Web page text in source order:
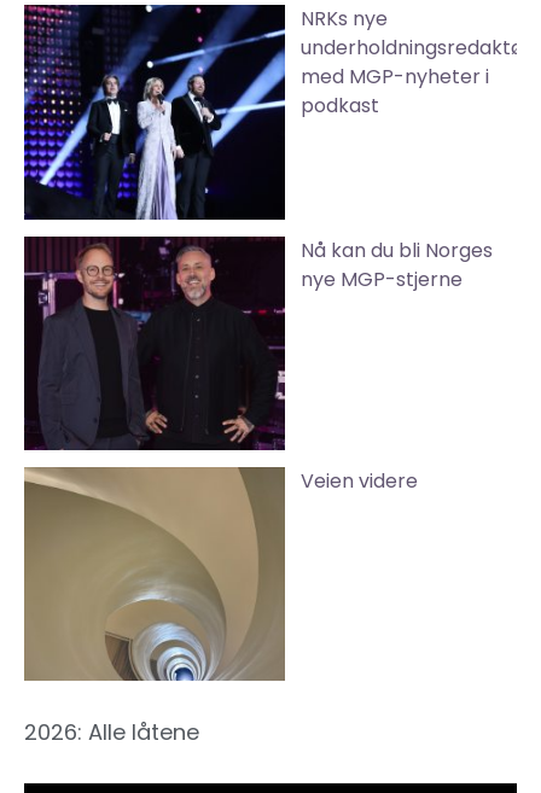
NRKs nye
underholdningsredaktør
med MGP-nyheter i
podkast
Nå kan du bli Norges
nye MGP-stjerne
Veien videre
2026: Alle låtene